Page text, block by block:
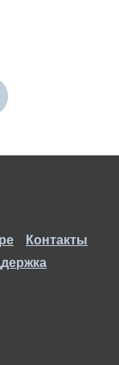
Контакты